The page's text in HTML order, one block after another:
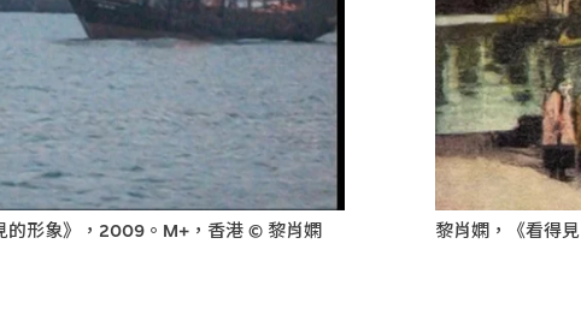
的形象》，2009。M+，香港 © 黎肖嫻 黎肖嫻，《看得